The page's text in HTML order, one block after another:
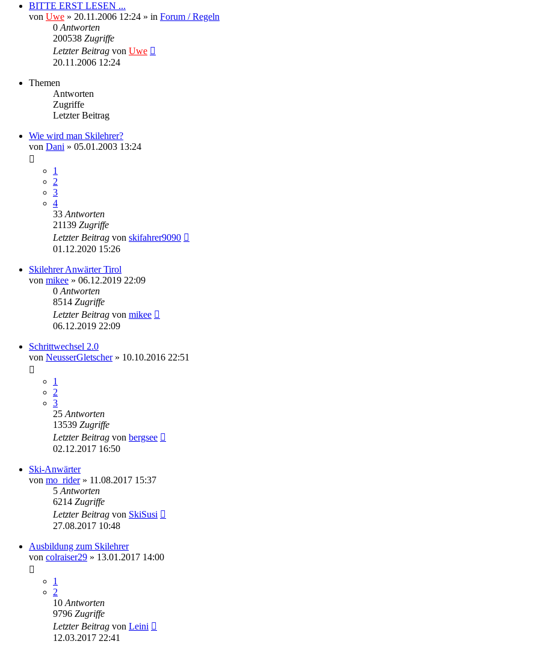
BITTE ERST LESEN ...
von Uwe » 20.11.2006 12:24 » in Forum / Regeln
0 Antworten
200538 Zugriffe
Letzter Beitrag von Uwe
20.11.2006 12:24
Themen
Antworten
Zugriffe
Letzter Beitrag
Wie wird man Skilehrer?
von Dani » 05.01.2003 13:24
1
2
3
4
33 Antworten
21139 Zugriffe
Letzter Beitrag von skifahrer9090
01.12.2020 15:26
Skilehrer Anwärter Tirol
von mikee » 06.12.2019 22:09
0 Antworten
8514 Zugriffe
Letzter Beitrag von mikee
06.12.2019 22:09
Schrittwechsel 2.0
von NeusserGletscher» 10.10.2016 22:51
1
2
3
25 Antworten
13539 Zugriffe
Letzter Beitrag von bergsee
02.12.2017 16:50
Ski-Anwärter
von mo_rider» 11.08.2017 15:37
5 Antworten
6214 Zugriffe
Letzter Beitrag von SkiSusi
27.08.2017 10:48
Ausbildung zum Skilehrer
von colraiser29 » 13.01.2017 14:00
1
2
10 Antworten
9796 Zugriffe
Letzter Beitrag von Leini
12.03.2017 22:41